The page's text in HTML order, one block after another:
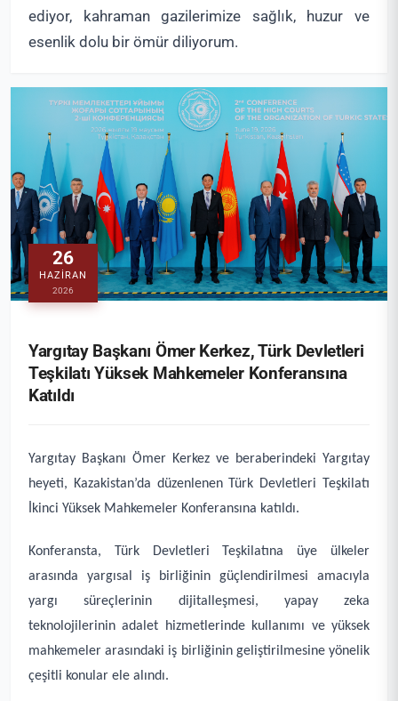
ediyor, kahraman gazilerimize sağlık, huzur ve
esenlik dolu bir ömür diliyorum.
26
HAZIRAN
2026
Yargıtay Başkanı Ömer Kerkez, Türk Devletleri
Teşkilatı Yüksek Mahkemeler Konferansına
Katıldı
Yargıtay Başkanı Ömer Kerkez ve beraberindeki Yargıtay
heyeti, Kazakistan’da düzenlenen Türk Devletleri Teşkilatı
İkinci Yüksek Mahkemeler Konferansına katıldı.
Konferansta, Türk Devletleri Teşkilatına üye ülkeler
arasında yargısal iş birliğinin güçlendirilmesi amacıyla
yargı süreçlerinin dijitalleşmesi, yapay zeka
teknolojilerinin adalet hizmetlerinde kullanımı ve yüksek
mahkemeler arasındaki iş birliğinin geliştirilmesine yönelik
çeşitli konular ele alındı.